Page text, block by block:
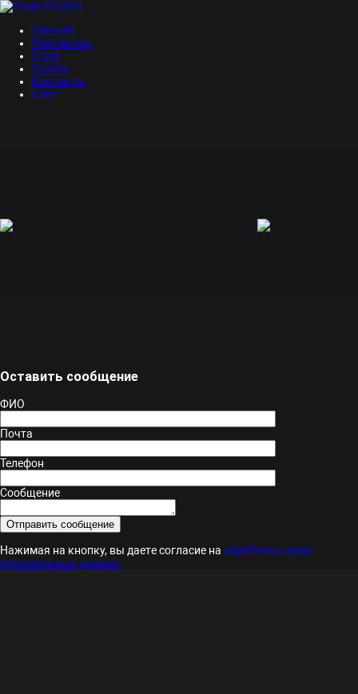
Главная
Портфолио
О нас
Услуги
Контакты
Блог
Оставить сообщение
ФИО
Почта
Телефон
Сообщение
Нажимая на кнопку, вы даете согласие на обработку своих
персональных данных.